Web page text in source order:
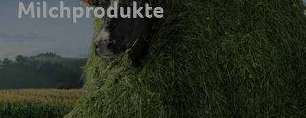
Milchprodukte